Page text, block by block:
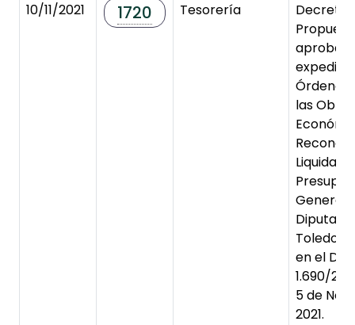
10/11/2021
1720 Tesorería
Decreto
Órdenes
las
General
Toledo,
en el
1.690/
5 de
2021.